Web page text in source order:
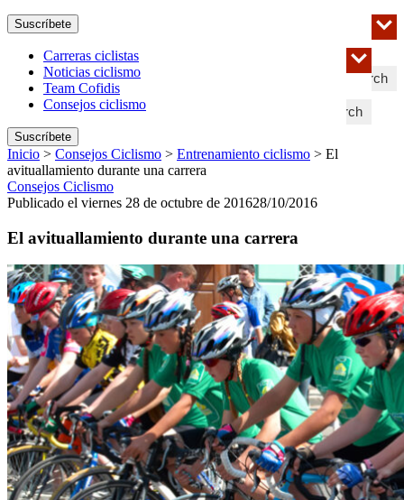
Search
Suscríbete
Search
Carreras ciclistas
Noticias ciclismo
Team Cofidis
Consejos ciclismo
Suscríbete
Inicio > Consejos Ciclismo > Entrenamiento ciclismo > El
avituallamiento durante una carrera
Consejos Ciclismo
Publicado el viernes 28 de octubre de 201628/10/2016
El avituallamiento durante una carrera